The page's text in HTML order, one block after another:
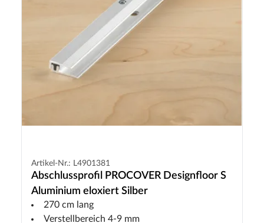
Artikel-Nr.: L4901381
Abschlussprofil PROCOVER Designfloor S
Aluminium eloxiert Silber
270 cm lang
Verstellbereich 4-9 mm